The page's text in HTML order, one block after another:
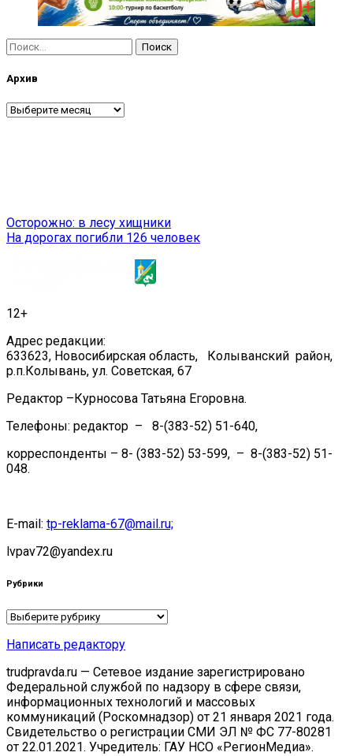
Найти:
Архив
Архив
Навигация
по
Осторожно: в лесу хищники
На дорогах погибли 126 человек
12+
Адрес редакции:
633623, Новосибирская область, Колыванский район,
р.п.Колывань, ул. Советская, 67
Редактор –Курносова Татьяна Егоровна.
Телефоны: редактор – 8-(383-52) 51-640,
корреспонденты – 8- (383-52) 53-599, – 8-(383-52) 51-
048.
E-mail: tp-reklama-67@mail.ru;
lvpav72@yandex.ru
Рубрики
Рубрики
Написать редактору
trudpravda.ru — Сетевое издание зарегистрировано
Федеральной службой по надзору в сфере связи,
информационных технологий и массовых
коммуникаций (Роскомнадзор) от 21 января 2021 года.
Свидетельство о регистрации СМИ ЭЛ № ФС 77-80281
от 22.01.2021. Учредитель: ГАУ НСО «РегионМедиа».